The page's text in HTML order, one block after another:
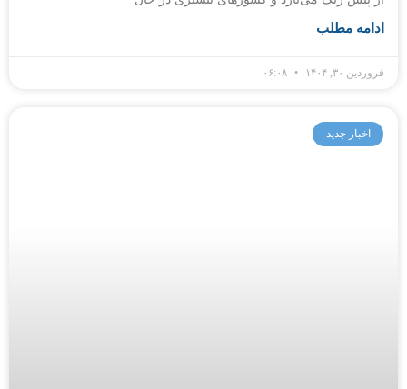
ادامه مطلب
فروردین ۳۰, ۱۴۰۴
اخبار جدید